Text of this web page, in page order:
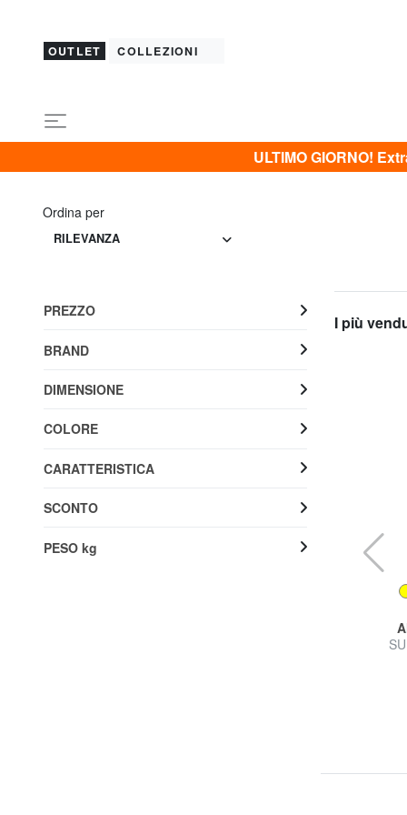
OUTLET COLLEZIONI
ULTIMO GIORNO!
Ordina per
RILEVANZA
I più
PREZZO
BRAND
DIMENSIONE
COLORE
CARATTERISTICA
SCONTO
PESO kg